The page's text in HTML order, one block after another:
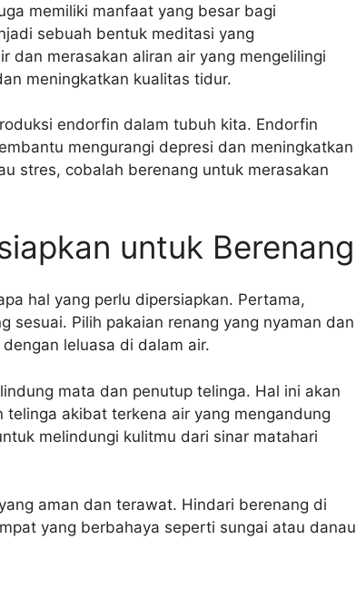
memiliki manfaat yang besar bagi
sebuah bentuk meditasi yang
dan merasakan aliran air yang mengelilingi
meningkatkan kualitas tidur.
endorfin dalam tubuh kita. Endorfin
mengurangi depresi dan meningkatkan
stres, cobalah berenang untuk merasakan
untuk Berenang
hal yang perlu dipersiapkan. Pertama,
sesuai. Pilih pakaian renang yang nyaman dan
leluasa di dalam air.
mata dan penutup telinga. Hal ini akan
akibat terkena air yang mengandung
melindungi kulitmu dari sinar matahari
aman dan terawat. Hindari berenang di
yang berbahaya seperti sungai atau danau